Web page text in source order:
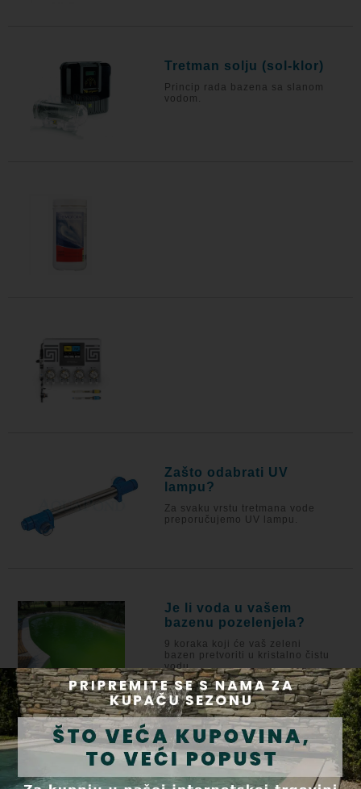
Tretman solju (sol-klor)
Princip rada bazena sa slanom
vodom.
Zašto odabrati UV
lampu?
Za svaku vrstu tretmana vode
preporučujemo UV lampu.
Je li voda u vašem
bazenu pozelenjela?
9 koraka koji će vaš zeleni
bazen pretvoriti u kristalno čistu
vodu.